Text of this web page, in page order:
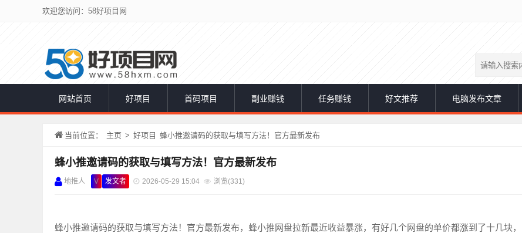
欢迎您访问：58好项目网
网站首页 好项目 首码项目 副业赚钱 任务赚钱 好文推荐 电脑发布文章
当前位置： 主页 > 好项目 蜂小推邀请码的获取与填写方法！官方最新发布
蜂小推邀请码的获取与填写方法！官方最新发布
地推人 V 发文者 2026-05-29 15:04 浏览(331)
蜂小推邀请码的获取与填写方法！官方最新发布，蜂小推网盘拉新最近收益暴涨，有好几个网盘的单价都涨到了十几块，